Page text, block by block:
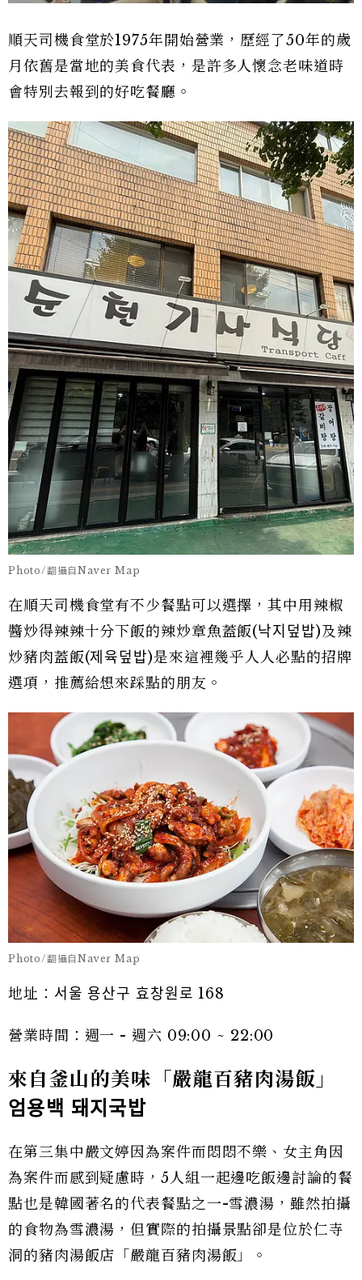
順天司機食堂於1975年開始營業，歷經了50年的歲
月依舊是當地的美食代表，是許多人懷念老味道時
會特別去報到的好吃餐廳。
Photo/翻攝自Naver Map
在順天司機食堂有不少餐點可以選擇，其中用辣椒
醬炒得辣辣十分下飯的辣炒章魚蓋飯(낙지덮밥)及辣
炒豬肉蓋飯(제육덮밥)是來這裡幾乎人人必點的招牌
選項，推薦給想來踩點的朋友。
Photo/翻攝自Naver Map
地址：서울 용산구 효창원로 168
營業時間：週一 - 週六 09:00 ~ 22:00
來自釜山的美味「嚴龍百豬肉湯飯」
엄용백 돼지국밥
在第三集中嚴文婷因為案件而悶悶不樂、女主角因
為案件而感到疑慮時，5人組一起邊吃飯邊討論的餐
點也是韓國著名的代表餐點之一-雪濃湯，雖然拍攝
的食物為雪濃湯，但實際的拍攝景點卻是位於仁寺
洞的豬肉湯飯店「嚴龍百豬肉湯飯」。